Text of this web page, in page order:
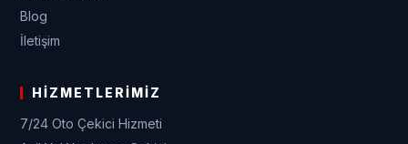
Blog
İletişim
HIZMETLERIMIZ
7/24 Oto Çekici Hizmeti